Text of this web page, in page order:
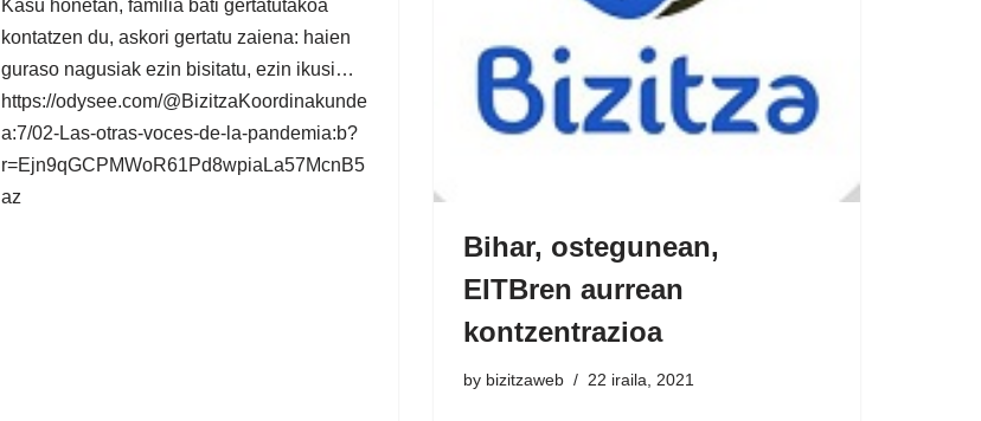
Kasu honetan, familia bati gertatutakoa
kontatzen du, askori gertatu zaiena: haien
guraso nagusiak ezin bisitatu, ezin ikusi…
https://odysee.com/@BizitzaKoordinakunde
a:7/02-Las-otras-voces-de-la-pandemia:b?
r=Ejn9qGCPMWoR61Pd8wpiaLa57McnB5
az
Bihar, ostegunean,
EITBren aurrean
kontzentrazioa
by bizitzaweb 22 iraila, 2021